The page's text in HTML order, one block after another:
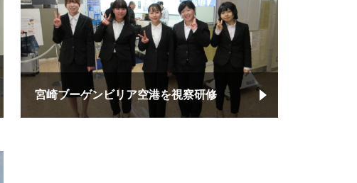
宮崎ブーゲンビリア空港を視察研修